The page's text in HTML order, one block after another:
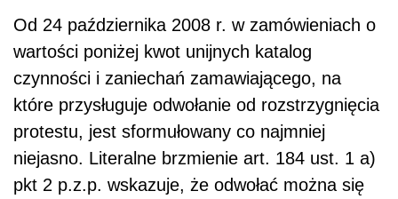
Od 24 października 2008 r. w zamówieniach o
wartości poniżej kwot unijnych katalog
czynności i zaniechań zamawiającego, na
które przysługuje odwołanie od rozstrzygnięcia
protestu, jest sformułowany co najmniej
niejasno. Literalne brzmienie art. 184 ust. 1 a)
pkt 2 p.z.p. wskazuje, że odwołać można się